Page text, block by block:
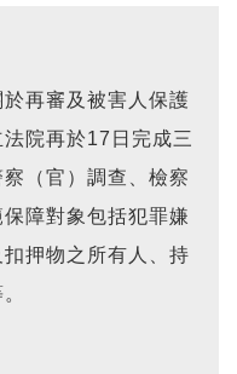
再審及被害人保護
院再於17日完成三
（官）調查、檢察
障對象包括犯罪嫌
押物之所有人、持